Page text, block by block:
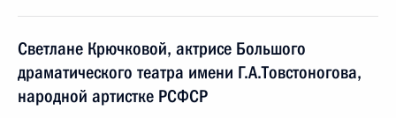
Светлане Крючковой, актрисе Большого
драматического театра имени Г.А.Товстоногова,
народной артистке РСФСР